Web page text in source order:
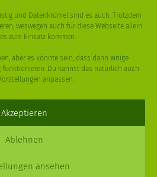
und Datenkrümel sind es auch. Trotzdem
weswegen auch für diese Webseite allein
zum Einsatz kommen.
aber es könnte sein, dass dann einige
funktionieren. Du kannst das natürlich auch
anpassen.
Akzeptieren
Ablehnen
ansehen
WINTER